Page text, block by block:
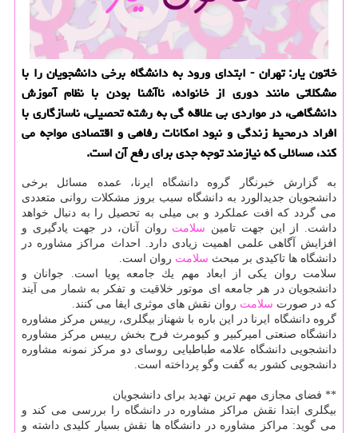
خاتون یار: تهران - ابتدای ورود به دانشگاه برخی دانشجویان را با
مشكلاتی مانند دوری از خانواده، ناآشنا بودن با نظام آموزش
دانشگاهی، در مواردی بی علاقه گی به رشته تحصیلی، ناسازگاری با
افراد درمحیط زندگی و نبود امكانات رفاهی و اقتصادی مواجه می
كند، مسائلی كه نیازمند توجه جدی برای رفع آن است.
به گزارش خبرنگار گروه دانشگاه ایرنا، عمده مسائل برخی
دانشجویان جدیدالورد به دانشگاه سبب بروز مشكلات روانی متعددی
می گردد كه افت عملكرد و بی میلی به تحصیل را به دنبال خواهد
داشت. از این جهت تامین سلامت روان آنان، در جهت یادگیری و
افزایش آگاهی علمی اهمیت زیادی دارد. احداث مراكز مشاوره در
دانشگاه ها تاكیدی بر مبحث سلامت روان است.
سلامت روان یكی از ابعاد مهم یك جامعه پویا است. جوانان و
دانشجویان در هر جامعه ای موتور خلاقیت و تفكر به شمار می آیند
كه در صورت سلامت روان نقش های موثری ایفا می كنند.
گروه دانشگاه ایرنا در این باره با شهناز بیگلری، رییس مركز مشاوره
دانشگاه صنعتی امیركبیر و كیومرث فرح بخش رییس مركز مشاوره
دانشجویی دانشگاه علامه طباطبایی روسای دو مركز نمونه مشاوره
دانشجویی كشور به گفت وگو پرداخته است.
** فضای مجازی مهم ترین تهدید برای دانشجویان
بیگلری ابتدا نقش مراكز مشاوره در دانشگاه را بررسی می كند و
می گوید: مراكز مشاوره در دانشگاه ها نقش بسیار كلیدی داشته و